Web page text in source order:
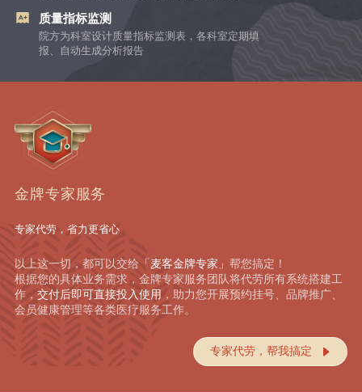
质量指标监测
院方为科室设计质量指标监测表，各科室定期填
报、自动生成分析报告
金牌专家服务
专家代劳，省力更省心
以上这一切，都可以交给「麦客金牌专家」 帮您搞定！
根据您的具体业务需求，金牌专家服务团队将代劳所有系统搭建工
作， 交付后即可直接投入使用 ，助力您开展预约挂号、品牌推广、
会员健康管理等各类医疗服务工作。
专家代劳，帮我搞定 